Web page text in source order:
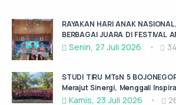
RAYAKAN HARI ANAK
BERBAGAI JUARA DI FESTIVAL
KABUPATEN KEDIRI
Senin, 27 Juli 2026 34
STUDI TIRU MTsN 5
Merajut Sinergi, Menggali
Kamis, 23 Juli 2026